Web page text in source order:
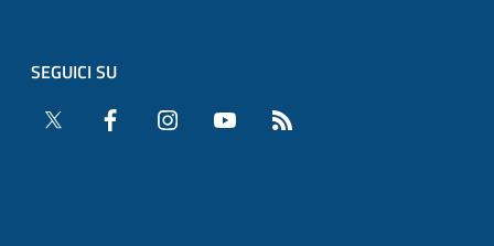
SEGUICI SU
Twitter
Facebook Instagram YouTube